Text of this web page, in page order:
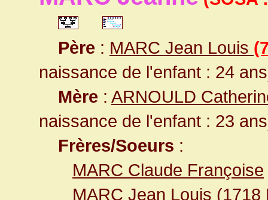
Père : MARC Jean Louis
naissance de l'enfant : 24
Mère : ARNOULD
naissance de l'enfant : 23
Frères/Soeurs :
MARC Claude Françoise
MARC Jean Louis (1718